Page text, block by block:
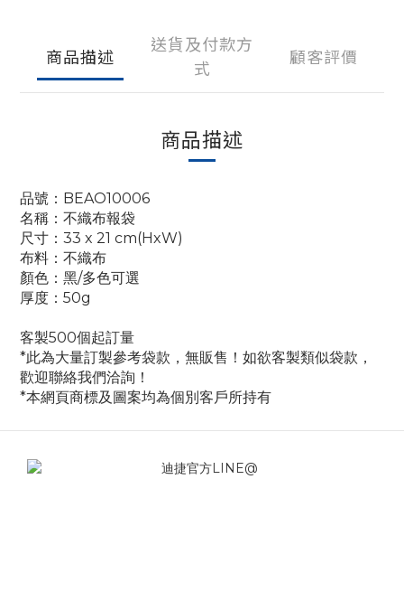
商品描述
送貨及付款方
式
顧客評價
商品描述
品號：BEAO10006
名稱：不織布報袋
尺寸：33 x 21 cm(HxW)
布料：不織布
顏色：黑/多色可選
厚度：50g
客製500個起訂量
*此為大量訂製參考袋款，無販售！如欲客製類似袋款，
歡迎聯絡我們洽詢！
*本網頁商標及圖案均為個別客戶所持有